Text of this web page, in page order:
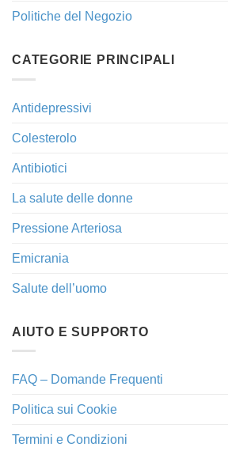
Politiche del Negozio
CATEGORIE PRINCIPALI
Antidepressivi
Colesterolo
Antibiotici
La salute delle donne
Pressione Arteriosa
Emicrania
Salute dell’uomo
AIUTO E SUPPORTO
FAQ – Domande Frequenti
Politica sui Cookie
Termini e Condizioni